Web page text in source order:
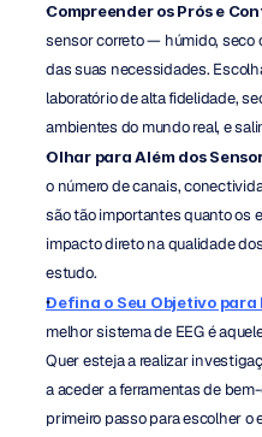
Compreender os Prós e
sensor correto — húmido,
das suas necessidades.
laboratório de alta fidelidade,
ambientes do mundo real, e
Olhar para Além dos
o número de canais,
são tão importantes quanto os
impacto direto na qualidade
estudo.
Defina o Seu Objetivo
melhor sistema de EEG é
Quer esteja a realizar
a aceder a ferramentas de
primeiro passo para escolher o